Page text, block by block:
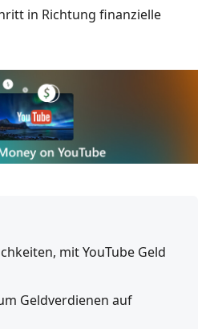
in Richtung finanzielle
mit YouTube Geld
Geldverdienen auf